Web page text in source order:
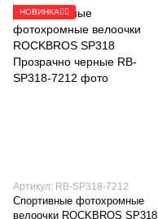
НОВИНКА🚴‍♂️
Артикул: RB-SP318-7212
Спортивные фотохромные
велоочки ROCKBROS SP318